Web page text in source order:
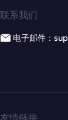
联系我们
电子邮件：
友情链接